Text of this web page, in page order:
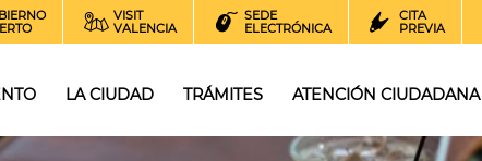
VISIT
VALENCIA
SEDE
ELECTRÓNICA
CITA
PREVIA
LA CIUDAD TRÁMITES ATENCIÓN CIUDADANA